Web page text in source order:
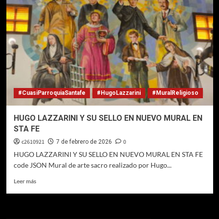
#CuasiParroquiaSantafe #HugoLazzarini #MuralReligioso
HUGO LAZZARINI Y SU SELLO EN NUEVO MURAL EN
STA FE
c2610921 7 de febrero de 2026
0
HUGO LAZZARINI Y SU SELLO EN NUEVO MURAL EN STA FE
code JSON Mural de arte sacro realizado por Hugo...
Leer másLeer